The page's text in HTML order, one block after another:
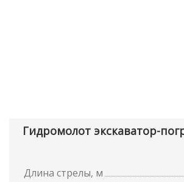
Гидромолот экскаватор-
Длина стрелы, м